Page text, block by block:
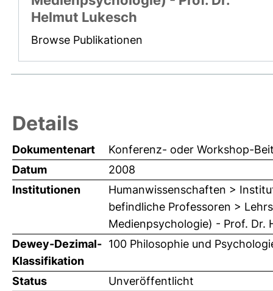
Helmut Lukesch
Browse Publikationen
Details
Dokumentenart
Konferenz- oder Workshop-
Datum
2008
Institutionen
Humanwissenschaften >
befindliche Professoren >
Medienpsychologie) - Prof. Dr.
Dewey-Dezimal-
Klassifikation
100 Philosophie und
Status
Unveröffentlicht